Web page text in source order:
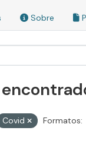
Sobre
Covid
Formatos: